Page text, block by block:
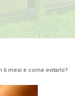
mesi e come evitarlo?